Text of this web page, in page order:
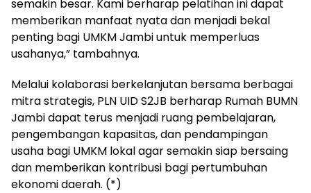
semakin besar. Kami berharap pelatihan ini dapat
memberikan manfaat nyata dan menjadi bekal
penting bagi UMKM Jambi untuk memperluas
usahanya,” tambahnya.
Melalui kolaborasi berkelanjutan bersama berbagai
mitra strategis, PLN UID S2JB berharap Rumah BUMN
Jambi dapat terus menjadi ruang pembelajaran,
pengembangan kapasitas, dan pendampingan
usaha bagi UMKM lokal agar semakin siap bersaing
dan memberikan kontribusi bagi pertumbuhan
ekonomi daerah. (*)